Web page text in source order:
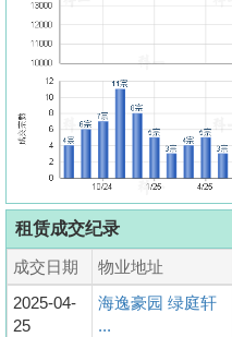
租赁成交纪录
成交日期 物业地址
2025-04-
25
海逸豪园 绿庭轩
...